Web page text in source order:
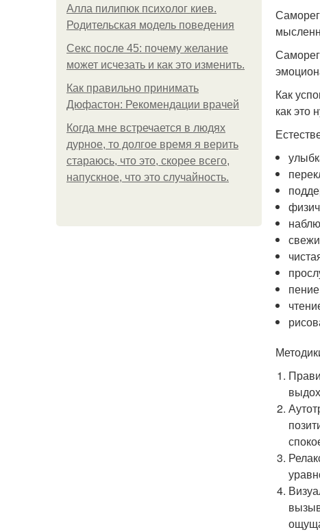
Алла пилипюк психолог киев.
Родительская модель поведения
Секс после 45: почему желание
может исчезать и как это изменить.
Как правильно принимать
Дюфастон: Рекомендации врачей
Когда мне встречается в людях
дурное, то долгое время я верить
стараюсь, что это, скорее всего,
напускное, что это случайность.
Как
как это